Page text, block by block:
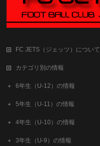
FC JETS（ジェッツ）について
カテゴリ別の情報
6年生（U-12）の情報
5年生（U-11）の情報
4年生（U-10）の情報
3年生（U-9）の情報